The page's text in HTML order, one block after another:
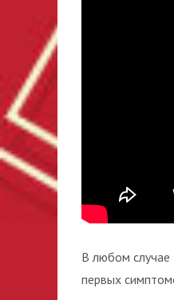
В любом случае
первых